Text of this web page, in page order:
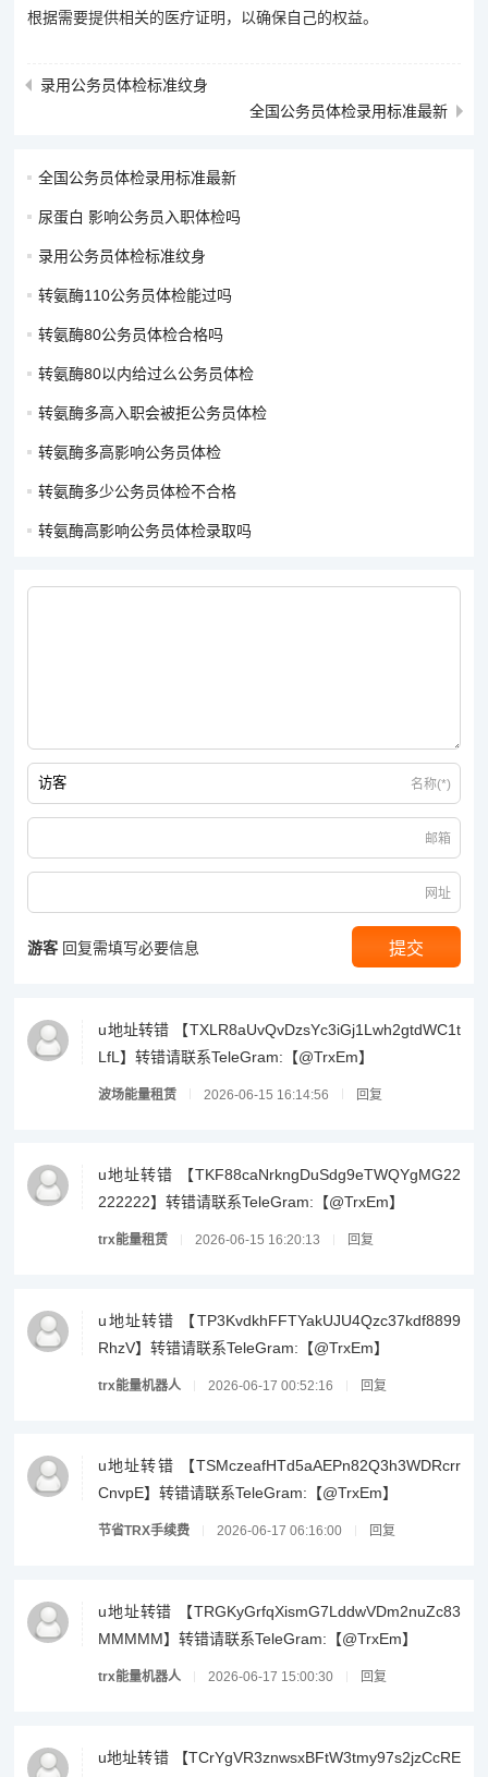
根据需要提供相关的医疗证明，以确保自己的权益。
录用公务员体检标准纹身
全国公务员体检录用标准最新
全国公务员体检录用标准最新
尿蛋白 影响公务员入职体检吗
录用公务员体检标准纹身
转氨酶110公务员体检能过吗
转氨酶80公务员体检合格吗
转氨酶80以内给过么公务员体检
转氨酶多高入职会被拒公务员体检
转氨酶多高影响公务员体检
转氨酶多少公务员体检不合格
转氨酶高影响公务员体检录取吗
名称(*)
邮箱
网址
游客 回复需填写必要信息
u地址转错 【TXLR8aUvQvDzsYc3iGj1Lwh2gtdWC1t
LfL】转错请联系TeleGram:【@TrxEm】
波场能量租赁 2026-06-15 16:14:56 回复
u地址转错 【TKF88caNrkngDuSdg9eTWQYgMG22
222222】转错请联系TeleGram:【@TrxEm】
trx能量租赁 2026-06-15 16:20:13 回复
u地址转错 【TP3KvdkhFFTYakUJU4Qzc37kdf8899
RhzV】转错请联系TeleGram:【@TrxEm】
trx能量机器人 2026-06-17 00:52:16 回复
u地址转错 【TSMczeafHTd5aAEPn82Q3h3WDRcrr
CnvpE】转错请联系TeleGram:【@TrxEm】
节省TRX手续费 2026-06-17 06:16:00 回复
u地址转错 【TRGKyGrfqXismG7LddwVDm2nuZc83
MMMMM】转错请联系TeleGram:【@TrxEm】
trx能量机器人 2026-06-17 15:00:30 回复
u地址转错 【TCrYgVR3znwsxBFtW3tmy97s2jzCcRE